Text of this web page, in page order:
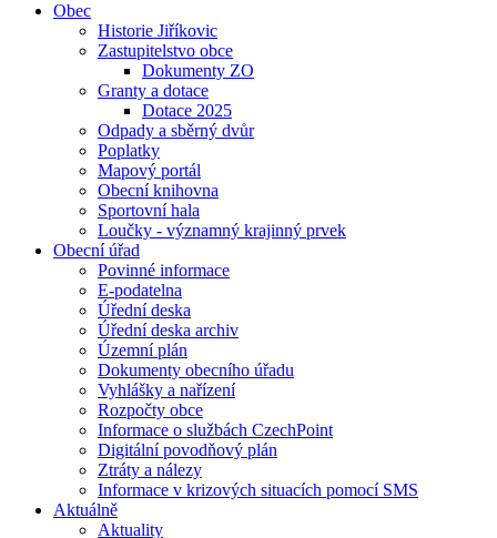
Obec
Historie Jiříkovic
Zastupitelstvo obce
Dokumenty ZO
Granty a dotace
Dotace 2025
Odpady a sběrný dvůr
Poplatky
Mapový portál
Obecní knihovna
Sportovní hala
Loučky - významný krajinný prvek
Obecní úřad
Povinné informace
E-podatelna
Úřední deska
Úřední deska archiv
Územní plán
Dokumenty obecního úřadu
Vyhlášky a nařízení
Rozpočty obce
Informace o službách CzechPoint
Digitální povodňový plán
Ztráty a nálezy
Informace v krizových situacích pomocí SMS
Aktuálně
Aktuality